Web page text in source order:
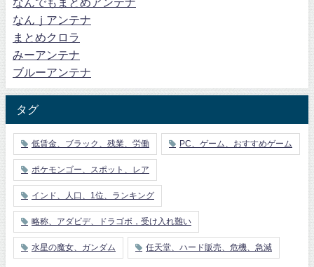
なんｊアンテナ
まとめクロラ
みーアンテナ
ブルーアンテナ
タグ
低賃金、ブラック、残業、労働 PC、ゲーム、おすすめゲーム
ポケモンゴー、スポット、レア
インド、人口、1位、ランキング
略称、アダビデ、ドラゴボ，受け入れ難い
水星の魔女、ガンダム 任天堂、ハード販売、危機、急減